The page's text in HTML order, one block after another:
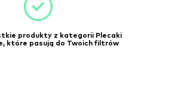
produkty z kategorii Plecaki
które pasują do Twoich filtrów